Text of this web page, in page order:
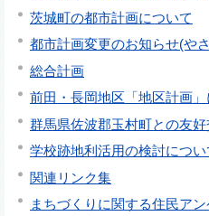
茨城町の都市計画について
都市計画変更のお知らせ(や
総合計画
前田・長岡地区「地区計画」
群馬県佐波郡玉村町との友
学校跡地利活用の検討につい
関連リンク集
まちづくりに関する住民ア